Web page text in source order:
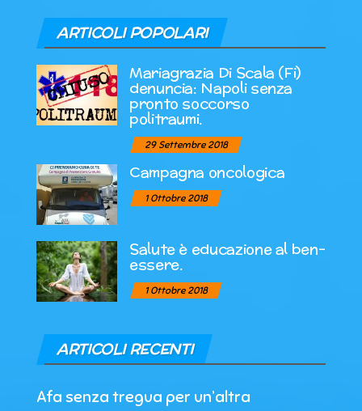
ARTICOLI POPOLARI
Mariagrazia Di Scala (Fi)
denuncia: Napoli senza
pronto soccorso
politraumi.
29 Settembre 2018
Campagna oncologica
1 Ottobre 2018
Salute è educazione al ben-
essere.
1 Ottobre 2018
ARTICOLI RECENTI
Afa senza tregua per un’altra